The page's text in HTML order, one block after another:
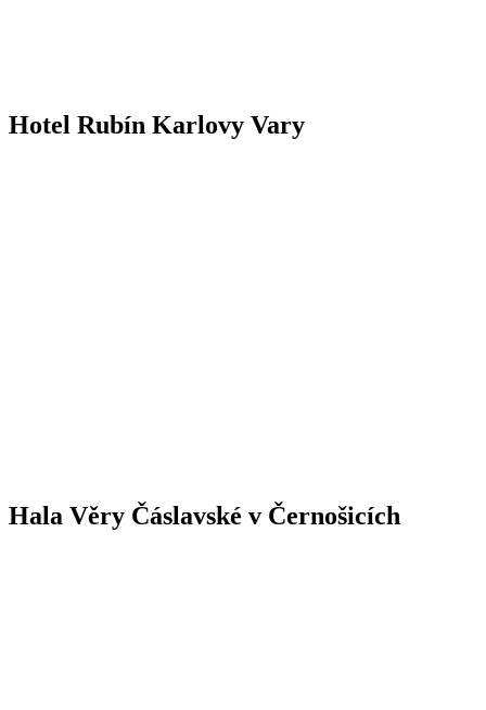
Hotel Rubín Karlovy Vary
Hala Věry Čáslavské v Černošicích